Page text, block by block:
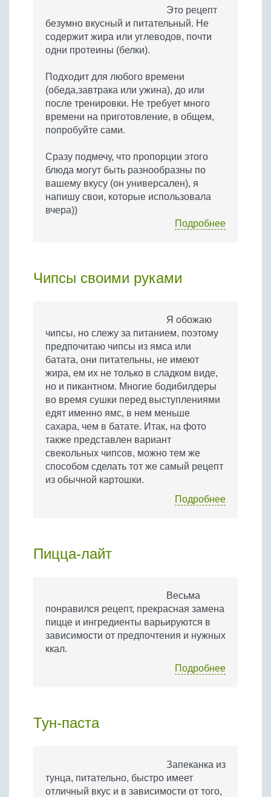
Яйца
Крупы
Это рецепт
безумно вкусный и питательный. Не
содержит жира или углеводов, почти
одни протеины (белки).
Подходит для любого времени
(обеда,завтрака или ужина), до или
после тренировки. Не требует много
времени на приготовление, в общем,
попробуйте сами.
Сразу подмечу, что пропорции этого
блюда могут быть разнообразны по
вашему вкусу (он универсален), я
напишу свои, которые использовала
вчера))
Подробнее
Чипсы своими руками
Я обожаю
чипсы, но слежу за питанием, поэтому
предпочитаю чипсы из ямса или
батата, они питательны, не имеют
жира, ем их не только в сладком виде,
но и пикантном. Многие бодибилдеры
во время сушки перед выступлениями
едят именно ямс, в нем меньше
сахара, чем в батате. Итак, на фото
также представлен вариант
свекольных чипсов, можно тем же
способом сделать тот же самый рецепт
из обычной картошки.
Подробнее
Пицца-лайт
Весьма
понравился рецепт, прекрасная замена
пицце и ингредиенты варьируются в
зависимости от предпочтения и нужных
ккал.
Подробнее
Тун-паста
Запеканка из
тунца, питательно, быстро имеет
отличный вкус и в зависимости от того,